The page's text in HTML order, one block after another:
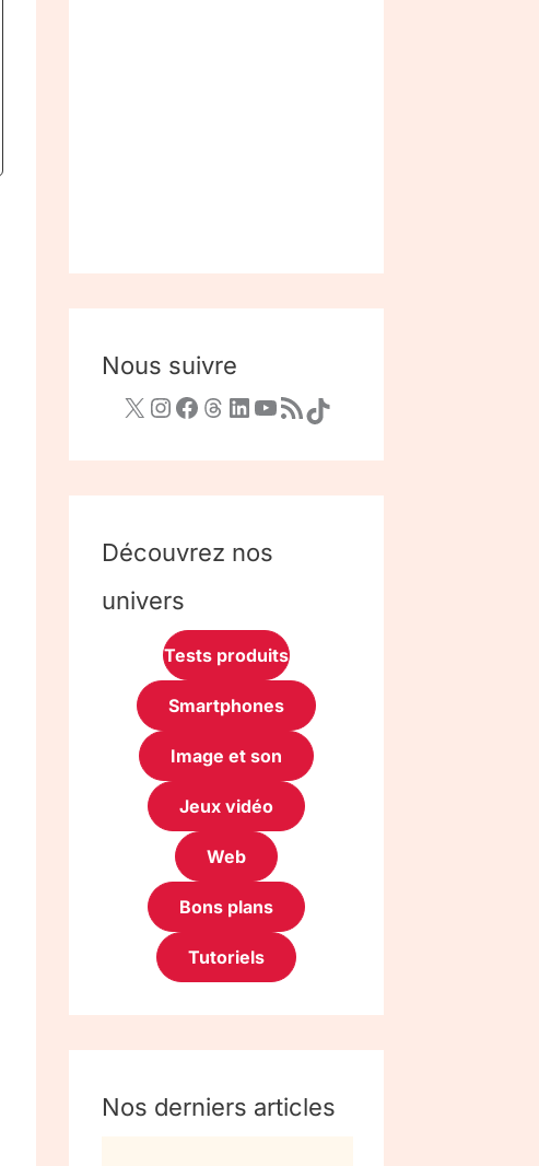
Nous suivre
Découvrez nos
univers
Tests produits
Smartphones
Image et son
Jeux vidéo
Web
Bons plans
Tutoriels
Nos derniers articles